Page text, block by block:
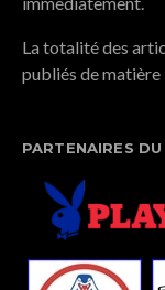
La totalité des
publiés de matière
PARTENAIRES